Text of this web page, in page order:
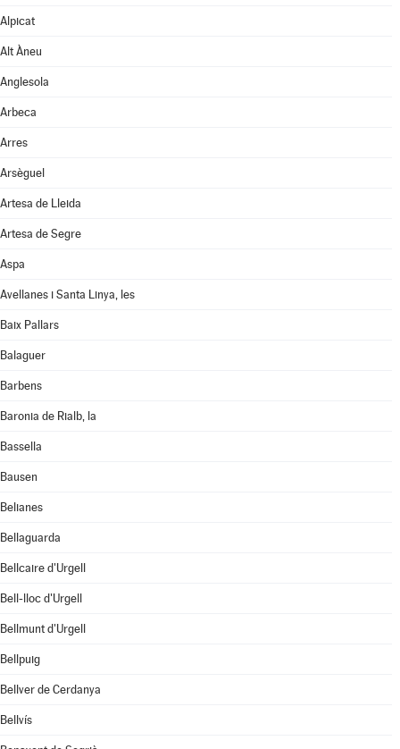
Alpicat
Alt Àneu
Anglesola
Arbeca
Arres
Arsèguel
Artesa de Lleida
Artesa de Segre
Aspa
Avellanes i Santa Linya, les
Baix Pallars
Balaguer
Barbens
Baronia de Rialb, la
Bassella
Bausen
Belianes
Bellaguarda
Bellcaire d'Urgell
Bell-lloc d'Urgell
Bellmunt d'Urgell
Bellpuig
Bellver de Cerdanya
Bellvís